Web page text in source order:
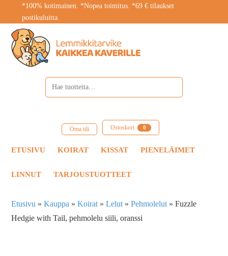
*100% kotimainen. *Nopea toimitus. *69 € tilaukset
postikuluitta.
Oma tili Ostoskori 0
ETUSIVU KOIRAT KISSAT PIENELÄIMET
LINNUT TARJOUSTUOTTEET
Etusivu »Kauppa »Koirat »Lelut »Pehmolelut »Fuzzle
Hedgie with Tail, pehmolelu siili, oranssi